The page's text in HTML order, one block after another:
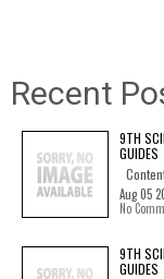
Recent
9TH
GUIDES
Aug 05
No
9TH
GUIDES